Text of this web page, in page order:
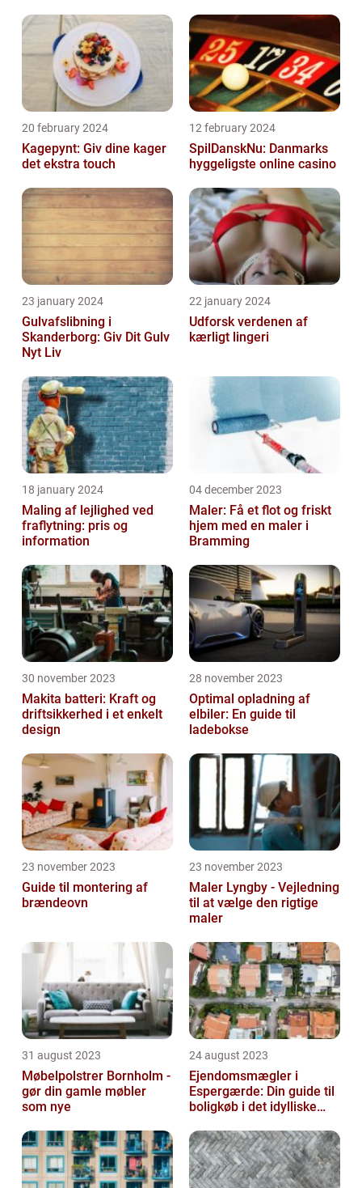
20 february 2024
Kagepynt: Giv dine kager
det ekstra touch
12 february 2024
SpilDanskNu: Danmarks
hyggeligste online casino
23 january 2024
Gulvafslibning i
Skanderborg: Giv Dit Gulv
Nyt Liv
22 january 2024
Udforsk verdenen af
kærligt lingeri
18 january 2024
Maling af lejlighed ved
fraflytning: pris og
information
04 december 2023
Maler: Få et flot og friskt
hjem med en maler i
Bramming
30 november 2023
Makita batteri: Kraft og
driftsikkerhed i et enkelt
design
28 november 2023
Optimal opladning af
elbiler: En guide til
ladebokse
23 november 2023
Guide til montering af
brændeovn
23 november 2023
Maler Lyngby - Vejledning
til at vælge den rigtige
maler
31 august 2023
Møbelpolstrer Bornholm -
gør din gamle møbler
som nye
24 august 2023
Ejendomsmægler i
Espergærde: Din guide til
boligkøb i det idylliske